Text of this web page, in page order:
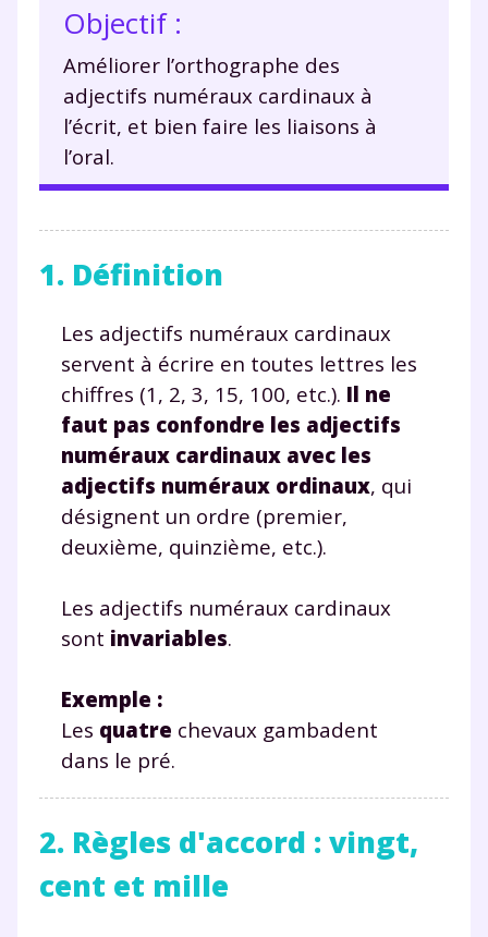
Objectif :
Améliorer l’orthographe des
adjectifs numéraux cardinaux à
l’écrit, et bien faire les liaisons à
l’oral.
1. Définition
Les adjectifs numéraux cardinaux
servent à écrire en toutes lettres les
chiffres (1, 2, 3, 15, 100, etc.). Il ne
faut pas confondre les adjectifs
numéraux cardinaux avec les
adjectifs numéraux ordinaux, qui
désignent un ordre (premier,
deuxième, quinzième, etc.).
Les adjectifs numéraux cardinaux
sont invariables.
Exemple :
Les quatre chevaux gambadent
dans le pré.
2. Règles d'accord : vingt,
cent et mille